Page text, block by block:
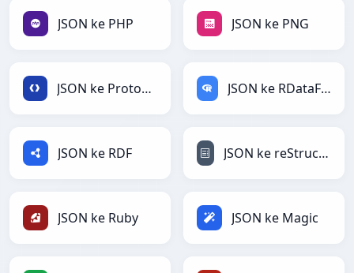
JSON ke PHP JSON ke PNG
JSON ke Protobuf JSON ke RDataFrame
JSON ke RDF JSON ke reStructuredText
JSON ke Ruby JSON ke Magic